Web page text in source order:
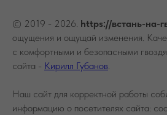
© 2019 - 2026. https://встань-на-
ощущения и ощущай изменения.
с комфортными и безопасными
сайта - Кирилл Губанов.
Наш сайт для корректной работы
информацию о посетителях сайта: